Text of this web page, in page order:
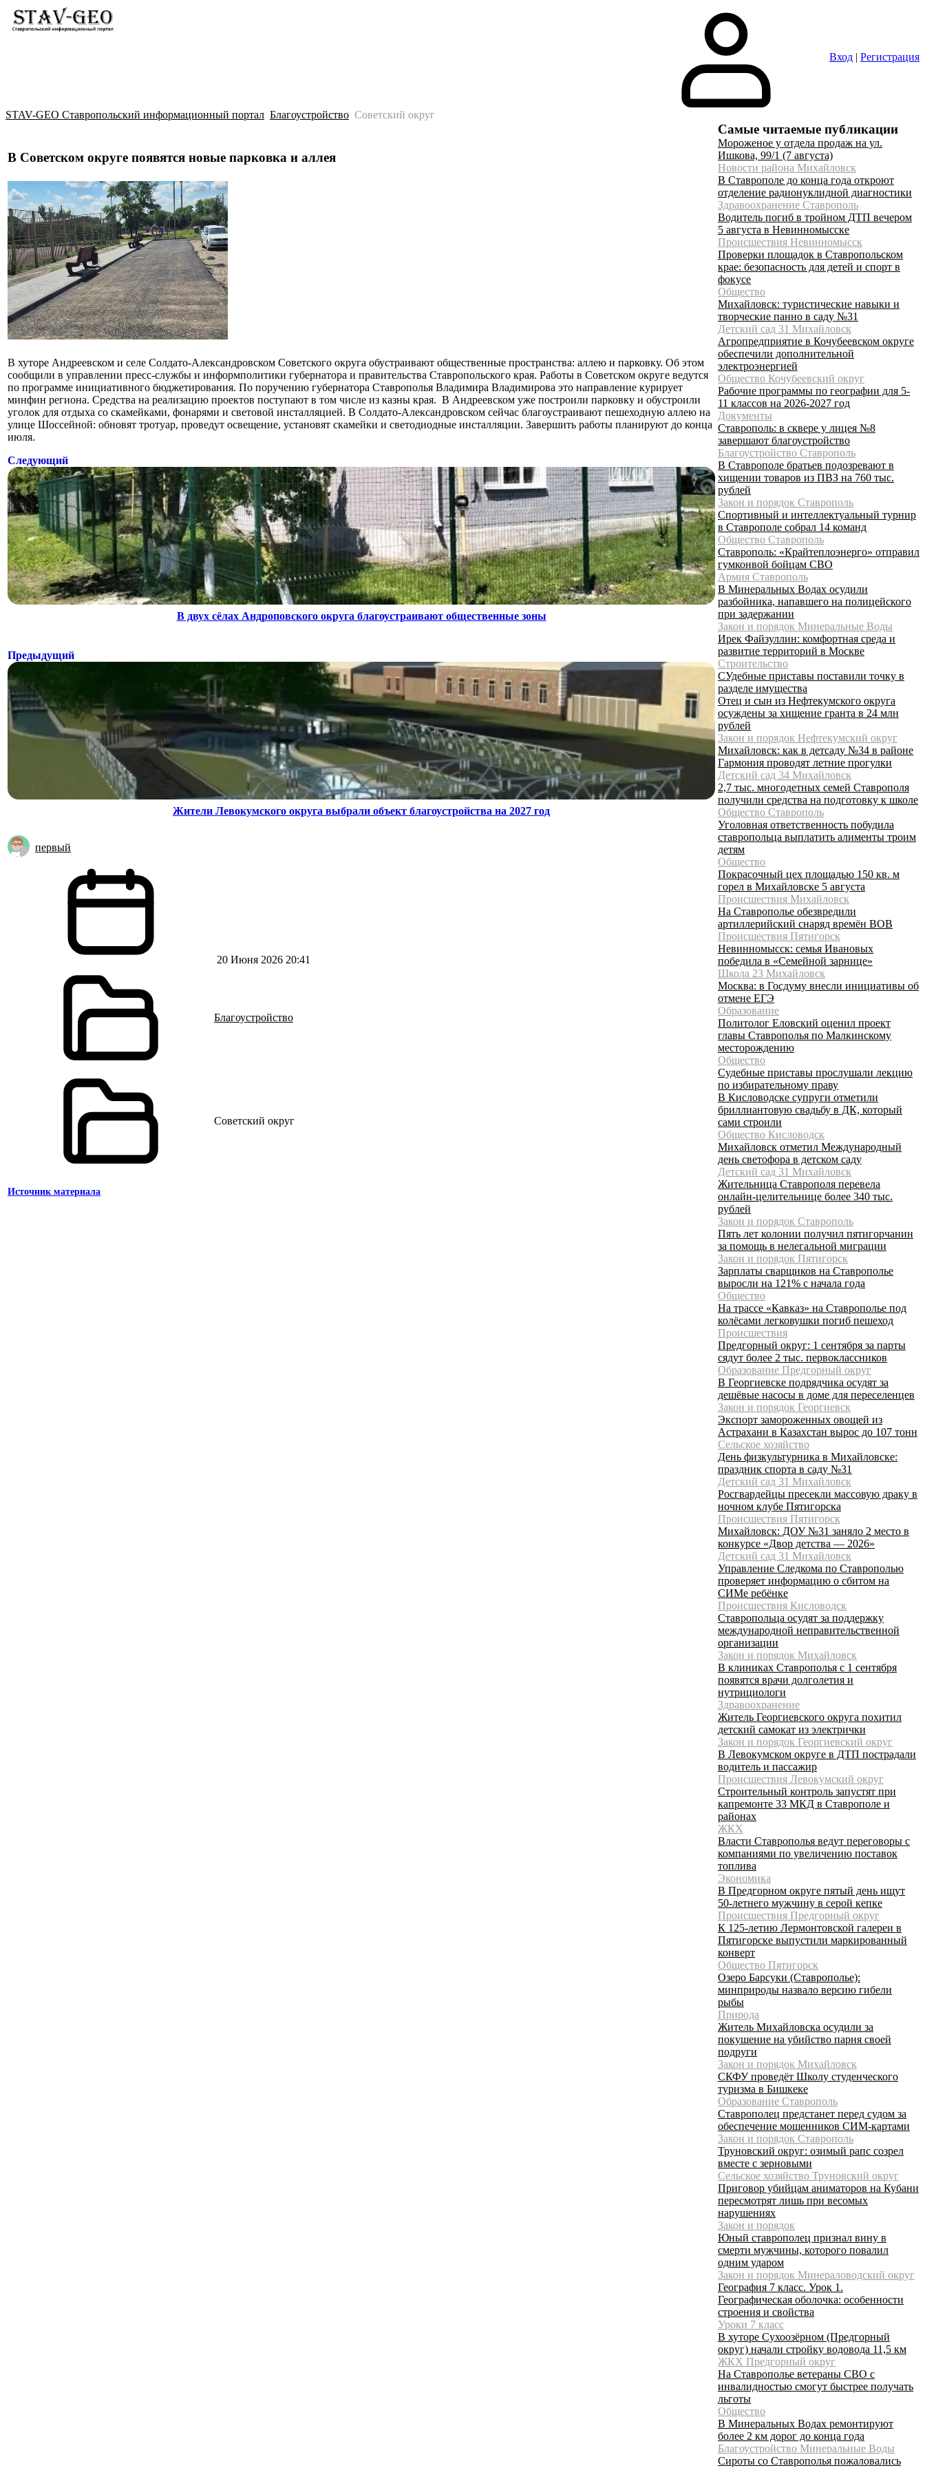
Вход | Регистрация
STAV-GEO Ставропольский информационный портал Благоустройство Советский округ
В Советском округе появятся новые парковка и аллея
В хуторе Андреевском и селе Солдато-Александровском Советского округа обустраивают общественные пространства: аллею и парковку. Об этом
сообщили в управлении пресс-службы и информполитики губернатора и правительства Ставропольского края. Работы в Советском округе ведутся
по программе инициативного бюджетирования. По поручению губернатора Ставрополья Владимира Владимирова это направление курирует
минфин региона. Средства на реализацию проектов поступают в том числе из казны края. В Андреевском уже построили парковку и обустроили
уголок для отдыха со скамейками, фонарями и световой инсталляцией. В Солдато-Александровском сейчас благоустраивают пешеходную аллею на
улице Шоссейной: обновят тротуар, проведут освещение, установят скамейки и светодиодные инсталляции. Завершить работы планируют до конца
июля.
Следующий
В двух сёлах Андроповского округа благоустраивают общественные зоны
Предыдущий
Жители Левокумского округа выбрали объект благоустройства на 2027 год
первый
20 Июня 2026 20:41
Благоустройство
Советский округ
Источник материала
Самые читаемые публикации
Мороженое у отдела продаж на ул.
Ишкова, 99/1 (7 августа)
Новости района Михайловск
В Ставрополе до конца года откроют
отделение радионуклидной диагностики
Здравоохранение Ставрополь
Водитель погиб в тройном ДТП вечером
5 августа в Невинномысске
Происшествия Невинномысск
Проверки площадок в Ставропольском
крае: безопасность для детей и спорт в
фокусе
Общество
Михайловск: туристические навыки и
творческие панно в саду №31
Детский сад 31 Михайловск
Агропредприятие в Кочубеевском округе
обеспечили дополнительной
электроэнергией
Общество Кочубеевский округ
Рабочие программы по географии для 5-
11 классов на 2026-2027 год
Документы
Ставрополь: в сквере у лицея №8
завершают благоустройство
Благоустройство Ставрополь
В Ставрополе братьев подозревают в
хищении товаров из ПВЗ на 760 тыс.
рублей
Закон и порядок Ставрополь
Спортивный и интеллектуальный турнир
в Ставрополе собрал 14 команд
Общество Ставрополь
Ставрополь: «Крайтеплоэнерго» отправил
гумконвой бойцам СВО
Армия Ставрополь
В Минеральных Водах осудили
разбойника, напавшего на полицейского
при задержании
Закон и порядок Минеральные Воды
Ирек Файзуллин: комфортная среда и
развитие территорий в Москве
Строительство
СУдебные приставы поставили точку в
разделе имущества
Отец и сын из Нефтекумского округа
осуждены за хищение гранта в 24 млн
рублей
Закон и порядок Нефтекумский округ
Михайловск: как в детсаду №34 в районе
Гармония проводят летние прогулки
Детский сад 34 Михайловск
2,7 тыс. многодетных семей Ставрополя
получили средства на подготовку к школе
Общество Ставрополь
Уголовная ответственность побудила
ставропольца выплатить алименты троим
детям
Общество
Покрасочный цех площадью 150 кв. м
горел в Михайловске 5 августа
Происшествия Михайловск
На Ставрополье обезвредили
артиллерийский снаряд времён ВОВ
Происшествия Пятигорск
Невинномысск: семья Ивановых
победила в «Семейной зарнице»
Школа 23 Михайловск
Москва: в Госдуму внесли инициативы об
отмене ЕГЭ
Образование
Политолог Еловский оценил проект
главы Ставрополья по Малкинскому
месторождению
Общество
Судебные приставы прослушали лекцию
по избирательному праву
В Кисловодске супруги отметили
бриллиантовую свадьбу в ДК, который
сами строили
Общество Кисловодск
Михайловск отметил Международный
день светофора в детском саду
Детский сад 31 Михайловск
Жительница Ставрополя перевела
онлайн-целительнице более 340 тыс.
рублей
Закон и порядок Ставрополь
Пять лет колонии получил пятигорчанин
за помощь в нелегальной миграции
Закон и порядок Пятигорск
Зарплаты сварщиков на Ставрополье
выросли на 121% с начала года
Общество
На трассе «Кавказ» на Ставрополье под
колёсами легковушки погиб пешеход
Происшествия
Предгорный округ: 1 сентября за парты
сядут более 2 тыс. первоклассников
Образование Предгорный округ
В Георгиевске подрядчика осудят за
дешёвые насосы в доме для переселенцев
Закон и порядок Георгиевск
Экспорт замороженных овощей из
Астрахани в Казахстан вырос до 107 тонн
Сельское хозяйство
День физкультурника в Михайловске:
праздник спорта в саду №31
Детский сад 31 Михайловск
Росгвардейцы пресекли массовую драку в
ночном клубе Пятигорска
Происшествия Пятигорск
Михайловск: ДОУ №31 заняло 2 место в
конкурсе «Двор детства — 2026»
Детский сад 31 Михайловск
Управление Следкома по Ставрополью
проверяет информацию о сбитом на
СИМе ребёнке
Происшествия Кисловодск
Ставропольца осудят за поддержку
международной неправительственной
организации
Закон и порядок Михайловск
В клиниках Ставрополья с 1 сентября
появятся врачи долголетия и
нутрициологи
Здравоохранение
Житель Георгиевского округа похитил
детский самокат из электрички
Закон и порядок Георгиевский округ
В Левокумском округе в ДТП пострадали
водитель и пассажир
Происшествия Левокумский округ
Строительный контроль запустят при
капремонте 33 МКД в Ставрополе и
районах
ЖКХ
Власти Ставрополья ведут переговоры с
компаниями по увеличению поставок
топлива
Экономика
В Предгорном округе пятый день ищут
50-летнего мужчину в серой кепке
Происшествия Предгорный округ
К 125-летию Лермонтовской галереи в
Пятигорске выпустили маркированный
конверт
Общество Пятигорск
Озеро Барсуки (Ставрополье):
минприроды назвало версию гибели
рыбы
Природа
Житель Михайловска осудили за
покушение на убийство парня своей
подруги
Закон и порядок Михайловск
СКФУ проведёт Школу студенческого
туризма в Бишкеке
Образование Ставрополь
Ставрополец предстанет перед судом за
обеспечение мошенников СИМ-картами
Закон и порядок Ставрополь
Труновский округ: озимый рапс созрел
вместе с зерновыми
Сельское хозяйство Труновский округ
Приговор убийцам аниматоров на Кубани
пересмотрят лишь при весомых
нарушениях
Закон и порядок
Юный ставрополец признал вину в
смерти мужчины, которого повалил
одним ударом
Закон и порядок Минераловодский округ
География 7 класс. Урок 1.
Географическая оболочка: особенности
строения и свойства
Уроки 7 класс
В хуторе Сухоозёрном (Предгорный
округ) начали стройку водовода 11,5 км
ЖКХ Предгорный округ
На Ставрополье ветераны СВО с
инвалидностью смогут быстрее получать
льготы
Общество
В Минеральных Водах ремонтируют
более 2 км дорог до конца года
Благоустройство Минеральные Воды
Сироты со Ставрополья пожаловались